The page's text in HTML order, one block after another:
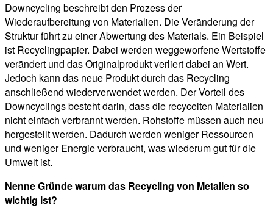
Downcycling beschreibt den Prozess der
Wiederaufbereitung von Materialien. Die Veränderung der
Struktur führt zu einer Abwertung des Materials. Ein Beispiel
ist Recyclingpapier. Dabei werden weggeworfene Wertstoffe
verändert und das Originalprodukt verliert dabei an Wert.
Jedoch kann das neue Produkt durch das Recycling
anschließend wiederverwendet werden. Der Vorteil des
Downcyclings besteht darin, dass die recycelten Materialien
nicht einfach verbrannt werden. Rohstoffe müssen auch neu
hergestellt werden. Dadurch werden weniger Ressourcen
und weniger Energie verbraucht, was wiederum gut für die
Umwelt ist.
Nenne Gründe warum das Recycling von Metallen so
wichtig ist?